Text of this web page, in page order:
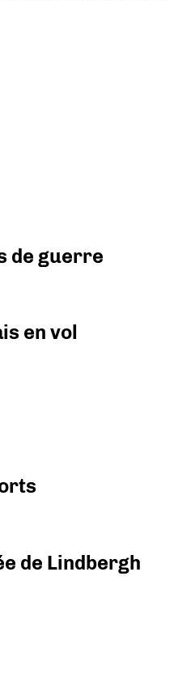
de guerre
en vol
de Lindbergh